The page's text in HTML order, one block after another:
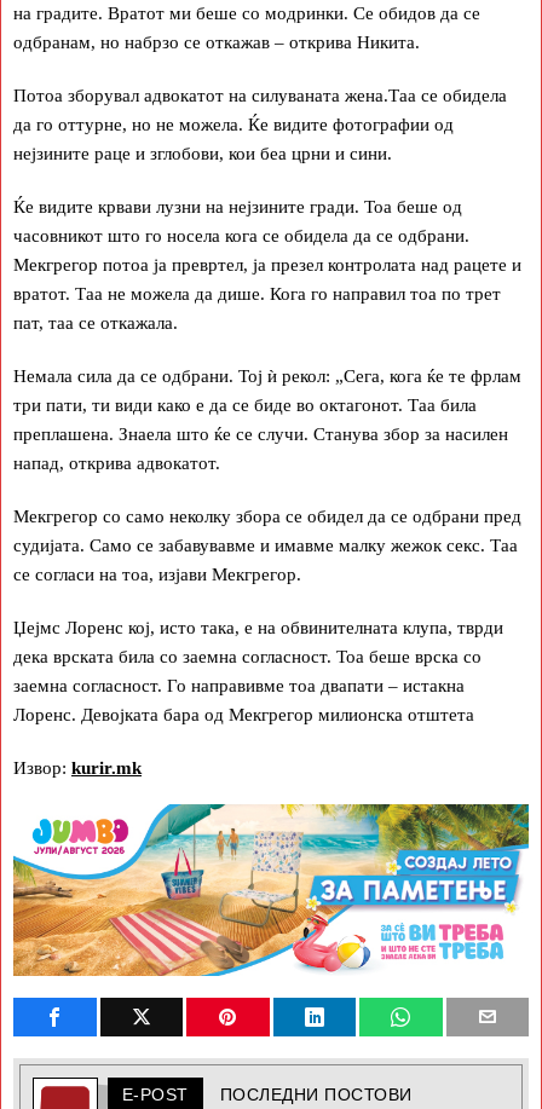
на градите. Вратот ми беше со модринки. Се обидов да се
одбранам, но набрзо се откажав – открива Никита.
Потоа зборувал адвокатот на силуваната жена.Таа се обидела
да го оттурне, но не можела. Ќе видите фотографии од
нејзините раце и зглобови, кои беа црни и сини.
Ќе видите крвави лузни на нејзините гради. Тоа беше од
часовникот што го носела кога се обидела да се одбрани.
Мекгрегор потоа ја превртел, ја презел контролата над рацете и
вратот. Таа не можела да дише. Кога го направил тоа по трет
пат, таа се откажала.
Немала сила да се одбрани. Тој ѝ рекол: „Сега, кога ќе те фрлам
три пати, ти види како е да се биде во октагонот. Таа била
преплашена. Знаела што ќе се случи. Станува збор за насилен
напад, открива адвокатот.
Мекгрегор со само неколку збора се обидел да се одбрани пред
судијата. Само се забавувавме и имавме малку жежок секс. Таа
се согласи на тоа, изјави Мекгрегор.
Џејмс Лоренс кој, исто така, е на обвинителната клупа, тврди
дека врската била со заемна согласност. Тоа беше врска со
заемна согласност. Го направивме тоа двапати – истакна
Лоренс. Девојката бара од Мекгрегор милионска отштета
Извор: kurir.mk
E-POST ПОСЛЕДНИ ПОСТОВИ